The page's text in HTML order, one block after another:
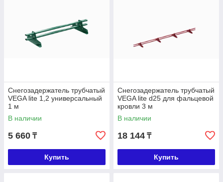
Снегозадержатель трубчатый
VEGA lite 1,2 универсальный
1 м
В наличии
5 660 ₸
Купить
Снегозадержатель трубчатый
VEGA lite d25 для фальцевой
кровли 3 м
В наличии
18 144 ₸
Купить